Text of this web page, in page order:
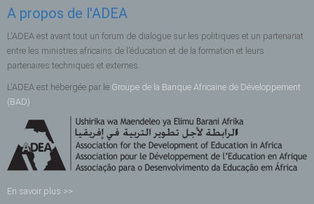
A propos de l'ADEA
L'ADEA est avant tout un forum de dialogue sur les politiques et un partenariat
entre les ministres africains de l’éducation et de la formation et leurs
partenaires techniques et externes.
L'ADEA est hébergée par le Groupe de la Banque Africaine de Développement
(BAD).
En savoir plus >>